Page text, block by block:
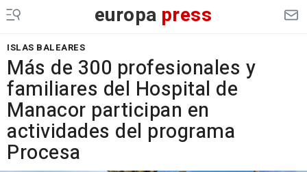
europa press
ISLAS BALEARES
Más de 300 profesionales y
familiares del Hospital de
Manacor participan en
actividades del programa
Procesa